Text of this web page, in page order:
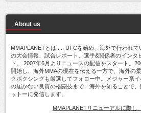
About us
MMAPLANETとは..... UFCを始め、海外で行われて
の大会情報、試合レポート、選手&関係者のインタ
ト。 2007年6月よりニュースの配信をスタート。
開始し、海外MMAの現在を伝える一方で、海外の
クボクシングも厳選してフォロー中。メジャー系
の届かない良質の格闘技まで「海外を知ることで
ットーに発信します。
MMAPLANETリニューアルに際し